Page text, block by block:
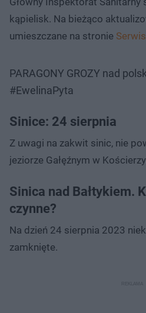
kąpielisk. Na bieżąco
umieszczane na stronie
PARAGONY GROZY nad
#EwelinaPyta
Sinice: 24 sierpnia
Z uwagi na zakwit sinic, nie
jeziorze Gałęźnym w
Sinica nad Bałtykiem.
czynne?
Na dzień 24 sierpnia 2023
zamknięte.